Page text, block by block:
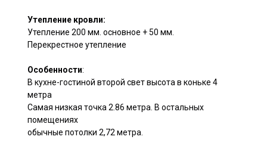
Утепление кровли:
Утепление 200 мм. основное + 50 мм.
Перекрестное утепление
Особенности:
В кухне-гостиной второй свет высота в коньке 4
метра
Самая низкая точка 2.86 метра. В остальных
помещениях
обычные потолки 2,72 метра.